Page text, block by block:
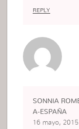
REPLY
SONNIA
A-ESPAÑA
16 mayo,